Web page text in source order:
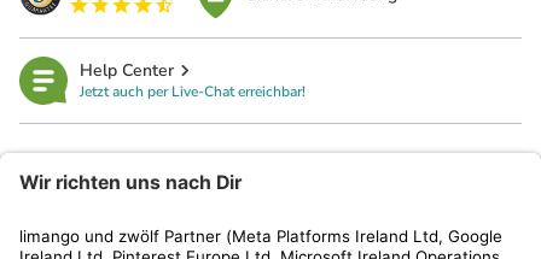
Help Center
Jetzt auch per Live-Chat erreichbar!